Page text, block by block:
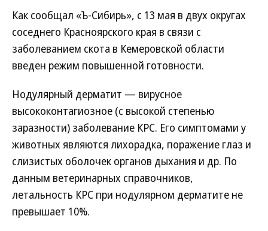
Как сообщал «Ъ-Сибирь», с 13 мая в двух округах
соседнего Красноярского края в связи с
заболеванием скота в Кемеровской области
введен режим повышенной готовности.
Нодулярный дерматит — вирусное
высококонтагиозное (с высокой степенью
заразности) заболевание КРС. Его симптомами у
животных являются лихорадка, поражение глаз и
слизистых оболочек органов дыхания и др. По
данным ветеринарных справочников,
летальность КРС при нодулярном дерматите не
превышает 10%.